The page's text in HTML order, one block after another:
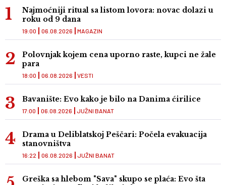
Najmoćniji ritual sa listom lovora: novac dolazi u
roku od 9 dana
MAGAZIN
19:00 06.08.2026
Polovnjak kojem cena uporno raste, kupci ne žale
para
VESTI
18:00 06.08.2026
Bavanište: Evo kako je bilo na Danima ćirilice
JUŽNI BANAT
17:00 06.08.2026
Drama u Deliblatskoj Peščari: Počela evakuacija
stanovništva
JUŽNI BANAT
16:22 06.08.2026
Greška sa hlebom "Sava" skupo se plaća: Evo šta